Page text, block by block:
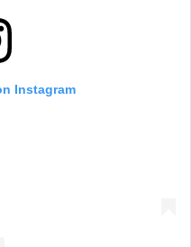
Instagram